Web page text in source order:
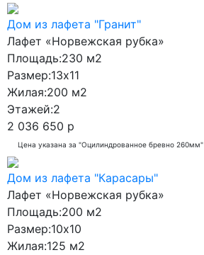
Дом из лафета "Гранит"
Лафет «Норвежская рубка»
Площадь:230 м2
Размер:13x11
Жилая:200 м2
Этажей:2
2 036 650 р
Цена указана за "Оцилиндрованное бревно 260мм"
Дом из лафета "Карасары"
Лафет «Норвежская рубка»
Площадь:200 м2
Размер:10x10
Жилая:125 м2